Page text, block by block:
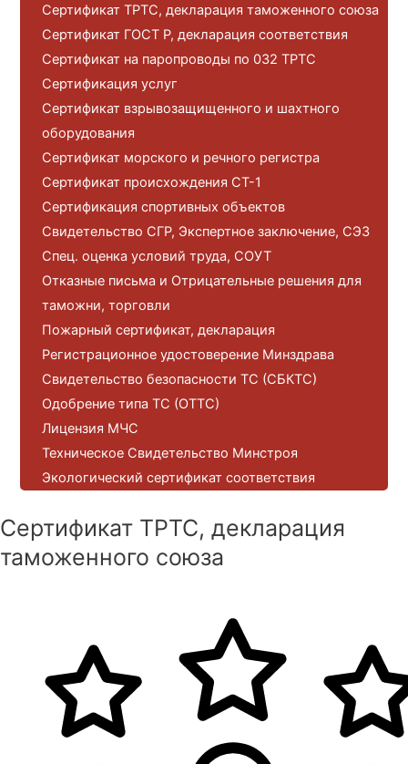
Сертификат ТРТС, декларация таможенного союза
Сертификат ГОСТ Р, декларация соответствия
Сертификат на паропроводы по 032 ТРТС
Сертификация услуг
Сертификат взрывозащищенного и шахтного
оборудования
Сертификат морского и речного регистра
Сертификат происхождения СТ-1
Сертификация спортивных объектов
Свидетельство СГР, Экспертное заключение, СЭЗ
Спец. оценка условий труда, СОУТ
Отказные письма и Отрицательные решения для
таможни, торговли
Пожарный сертификат, декларация
Регистрационное удостоверение Минздрава
Свидетельство безопасности ТС (СБКТС)
Одобрение типа ТС (ОТТС)
Лицензия МЧС
Техническое Свидетельство Минстроя
Экологический сертификат соответствия
Сертификат ТРТС, декларация
таможенного союза